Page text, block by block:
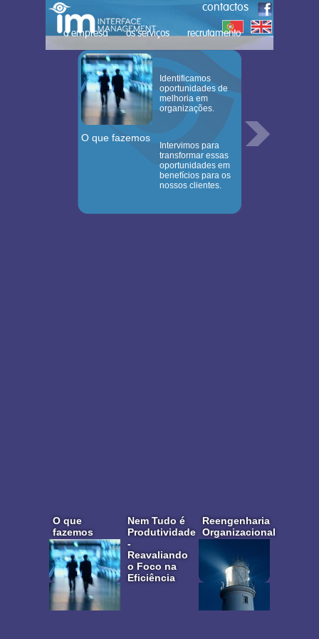
O que fazemos
Identificamos
oportunidades de
melhoria em
organizações.
Intervimos para
transformar essas
oportunidades em
benefícios para os
nossos clientes.
O que
fazemos
Nem Tudo é
Produtividade
-
Reavaliando
o Foco na
Eficiência
Reengenharia
Organizacional
a empresa os serviços recrutamento
contactos